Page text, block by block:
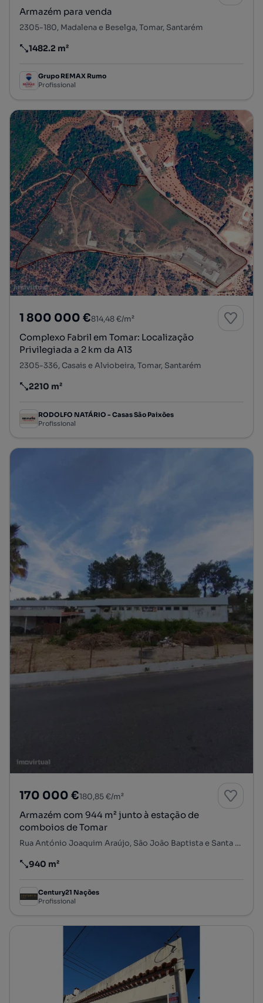
Armazém para venda
2305-180, Madalena e Beselga, Tomar, Santarém
Preço por metro quadrado
1482.2 m²
Grupo REMAX Rumo
Profissional
1 800 000 €814,48 €/m²
Complexo Fabril em Tomar: Localização
Privilegiada a 2 km da A13
2305-336, Casais e Alviobeira, Tomar, Santarém
Preço por metro quadrado
2210 m²
RODOLFO NATÁRIO - Casas São Paixões
Profissional
170 000 €180,85 €/m²
Armazém com 944 m² junto à estação de
comboios de Tomar
Rua António Joaquim Araújo, São João Baptista e Santa Maria dos Olivais, Tomar, Santarém
Preço por metro quadrado
940 m²
Century21 Nações
Profissional